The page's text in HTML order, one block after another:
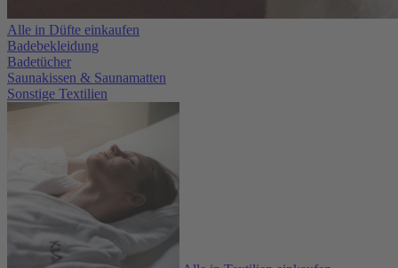
Alle in Düfte einkaufen
Badebekleidung
Badetücher
Saunakissen & Saunamatten
Sonstige Textilien